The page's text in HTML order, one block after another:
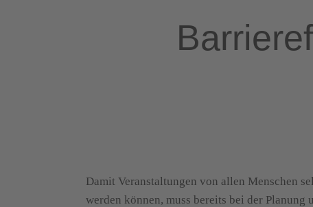
Damit Veranstaltungen von allen Menschen
werden können, muss bereits bei der Planung